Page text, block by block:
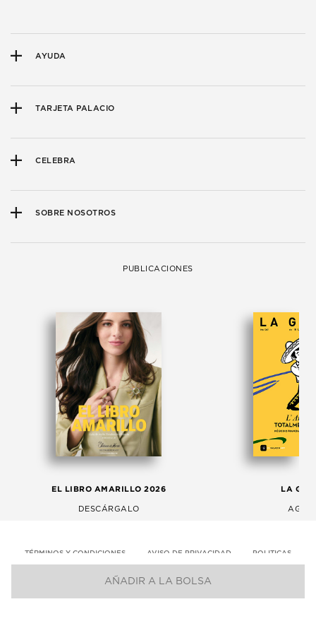
AÑADIR A LA BOLSA
AYUDA
TARJETA PALACIO
CELEBRA
SOBRE NOSOTROS
PUBLICACIONES
EL LIBRO AMARILLO 2026
DESCÁRGALO
LA
TÉRMINOS Y CONDICIONES AVISO DE PRIVACIDAD POLITICAS